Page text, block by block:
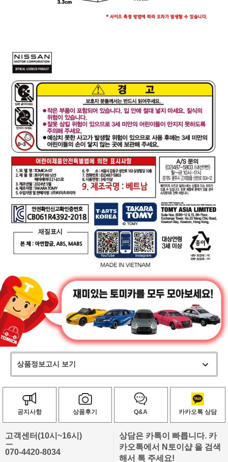
상품정보고시 보기
공지사항 상품후기 Q&A 카카오톡 상담
고객센터(10시~16시)
ㅡ
070-4420-8034
상담은 카톡이 빠릅니다. 카
카오톡에서 N토이샵 을 검색
해서 톡 주세요!